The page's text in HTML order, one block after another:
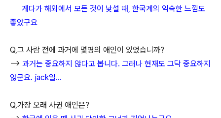
게다가 해외에서 모든 것이 낯설 때, 한국계의 익숙한 느낌도
좋았구요
Q,그 사람 전에 과거에 몇명의 애인이 있었습니까?
--> 과거는 중요하지 않다고 봅니다. 그러나 현재도 그닥 중요하지
않군요. jack일...
Q,가장 오래 사귄 애인은?